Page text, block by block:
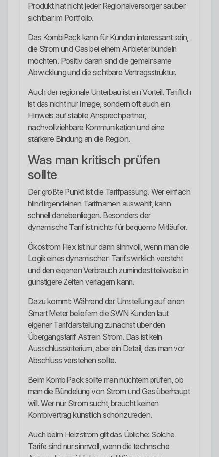
Produkt hat nicht jeder Regionalversorger sauber
sichtbar im Portfolio.
Das KombiPack kann für Kunden interessant sein,
die Strom und Gas bei einem Anbieter bündeln
möchten. Positiv daran sind die gemeinsame
Abwicklung und die sichtbare Vertragsstruktur.
Auch der regionale Unterbau ist ein Vorteil. Tariflich
ist das nicht nur Image, sondern oft auch ein
Hinweis auf stabile Ansprechpartner,
nachvollziehbare Kommunikation und eine
stärkere Bindung an die Region.
Was man kritisch prüfen
sollte
Der größte Punkt ist die Tarifpassung. Wer einfach
blind irgendeinen Tarifnamen auswählt, kann
schnell danebenliegen. Besonders der
dynamische Tarif ist nichts für bequeme Mitläufer.
Ökostrom Flex ist nur dann sinnvoll, wenn man die
Logik eines dynamischen Tarifs wirklich versteht
und den eigenen Verbrauch zumindest teilweise in
günstigere Zeiten verlagern kann.
Dazu kommt: Während der Umstellung auf einen
Smart Meter beliefern die SWN Kunden laut
eigener Tarifdarstellung zunächst über den
Übergangstarif Astrein Strom. Das ist kein
Ausschlusskriterium, aber ein Detail, das man vor
Abschluss verstehen sollte.
Beim KombiPack sollte man nüchtern prüfen, ob
man die Bündelung von Strom und Gas überhaupt
will. Wer nur Strom sucht, braucht keinen
Kombivertrag künstlich schönzureden.
Auch beim Heizstrom gilt das Übliche: Solche
Tarife sind nur sinnvoll, wenn die technische